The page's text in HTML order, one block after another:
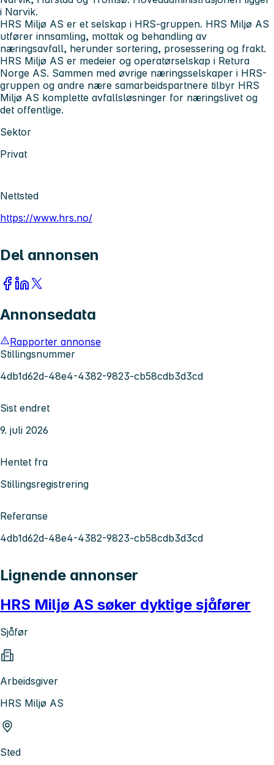
i Narvik.
HRS Miljø AS er et selskap i HRS-gruppen. HRS Miljø AS
utfører innsamling, mottak og behandling av
næringsavfall, herunder sortering, prosessering og frakt.
HRS Miljø AS er medeier og operatørselskap i Retura
Norge AS. Sammen med øvrige næringsselskaper i HRS-
gruppen og andre nære samarbeidspartnere tilbyr HRS
Miljø AS komplette avfallsløsninger for næringslivet og
det offentlige.
Sektor
Privat
Nettsted
https://www.hrs.no/
Del annonsen
Annonsedata
Rapporter annonse
Stillingsnummer
4db1d62d-48e4-4382-9823-cb58cdb3d3cd
Sist endret
9. juli 2026
Hentet fra
Stillingsregistrering
Referanse
4db1d62d-48e4-4382-9823-cb58cdb3d3cd
Lignende annonser
HRS Miljø AS søker dyktige sjåfører
Sjåfør
Arbeidsgiver
HRS Miljø AS
Sted